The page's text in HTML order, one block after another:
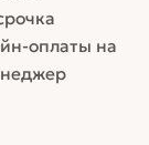
оплаты на